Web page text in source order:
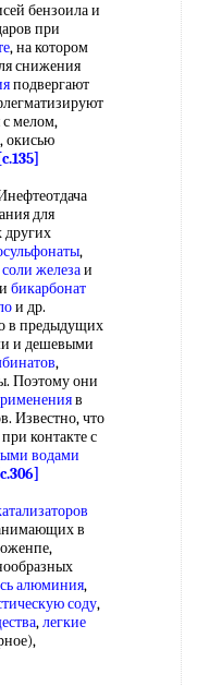
бензоила и
при
, на котором
снижения
подвергают
мелом,
, окисью
[c.135]
для
других
,
соли железаи
бикарбонат
и др.
в предыдущих
и дешевыми
,
Поэтому они
в
Известно, что
контакте с
водами
в
алюминия,
соду,
,легкие